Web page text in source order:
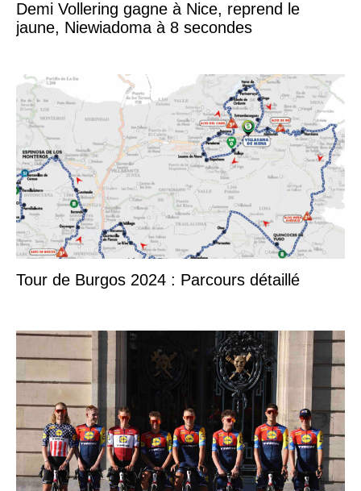
Demi Vollering gagne à Nice, reprend le
jaune, Niewiadoma à 8 secondes
Tour de Burgos 2024 : Parcours détaillé